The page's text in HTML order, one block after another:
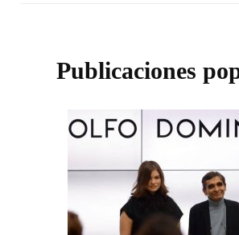
Publicaciones